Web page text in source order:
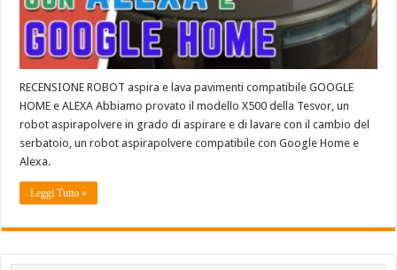
RECENSIONE ROBOT aspira e lava pavimenti compatibile GOOGLE
HOME e ALEXA Abbiamo provato il modello X500 della Tesvor, un
robot aspirapolvere in grado di aspirare e di lavare con il cambio del
serbatoio, un robot aspirapolvere compatibile con Google Home e
Alexa.
Leggi Tutto »